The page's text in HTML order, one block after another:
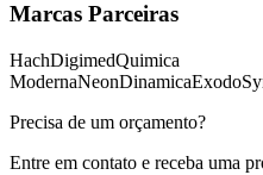
Marcas Parceiras
HachDigimedQuimica
ModernaNeonDinamicaExodo
Precisa de um orçamento?
Entre em contato e receba uma